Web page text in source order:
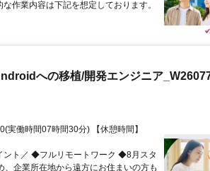
作業内容は下記を想定しております。
への移植/開発エンジニア
実働時間07時間30分) 【休憩時間】
ント／ ◆フルリモートワーク ◆8月スタ
企業所在地から遠方にお住まいの方も